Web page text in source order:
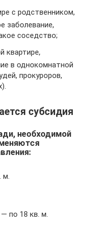
с родственником,
заболевание,
соседство;
квартире,
в однокомнатной
прокуроров,
субсидия
необходимой
по 18 кв. м.